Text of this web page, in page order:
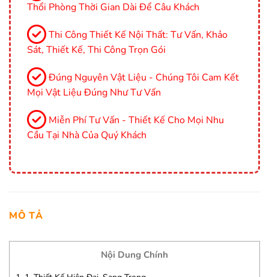
Thổi Phòng Thời Gian Dài Để Câu Khách
Thi Công Thiết Kế Nội Thất: Tư Vấn, Khảo
Sát, Thiết Kế, Thi Công Trọn Gói
Đúng Nguyên Vật Liệu - Chúng Tôi Cam Kết
Mọi Vật Liệu Đúng Như Tư Vấn
Miễn Phí Tư Vấn - Thiết Kế Cho Mọi Nhu
Cầu Tại Nhà Của Quý Khách
MÔ TẢ
Nội Dung Chính